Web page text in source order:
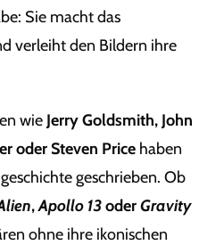
Sie macht das
verleiht den Bildern ihre
wie Jerry Goldsmith, John
oder Steven Pricehaben
geschrieben. Ob
,Apollo 13oderGravity
ohne ihre ikonischen